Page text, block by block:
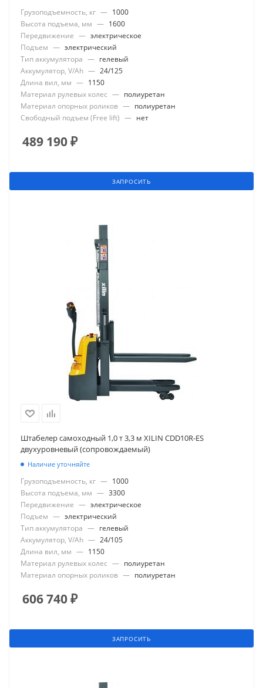
Грузоподъемность, кг — 1000
Высота подъема, мм — 1600
Передвижение — электрическое
Подъем — электрический
Тип аккумулятора — гелевый
Аккумулятор, V/Ah — 24/125
Длина вил, мм — 1150
Материал рулевых колес — полиуретан
Материал опорных роликов — полиуретан
Свободный подъем (Free lift) — нет
489 190₽
ЗАПРОСИТЬ
Штабелер самоходный 1,0 т 3,3 м XILIN CDD10R-ES
двухуровневый (сопровождаемый)
Наличие уточняйте
Грузоподъемность, кг — 1000
Высота подъема, мм — 3300
Передвижение — электрическое
Подъем — электрический
Тип аккумулятора — гелевый
Аккумулятор, V/Ah — 24/105
Длина вил, мм — 1150
Материал рулевых колес — полиуретан
Материал опорных роликов — полиуретан
606 740₽
ЗАПРОСИТЬ